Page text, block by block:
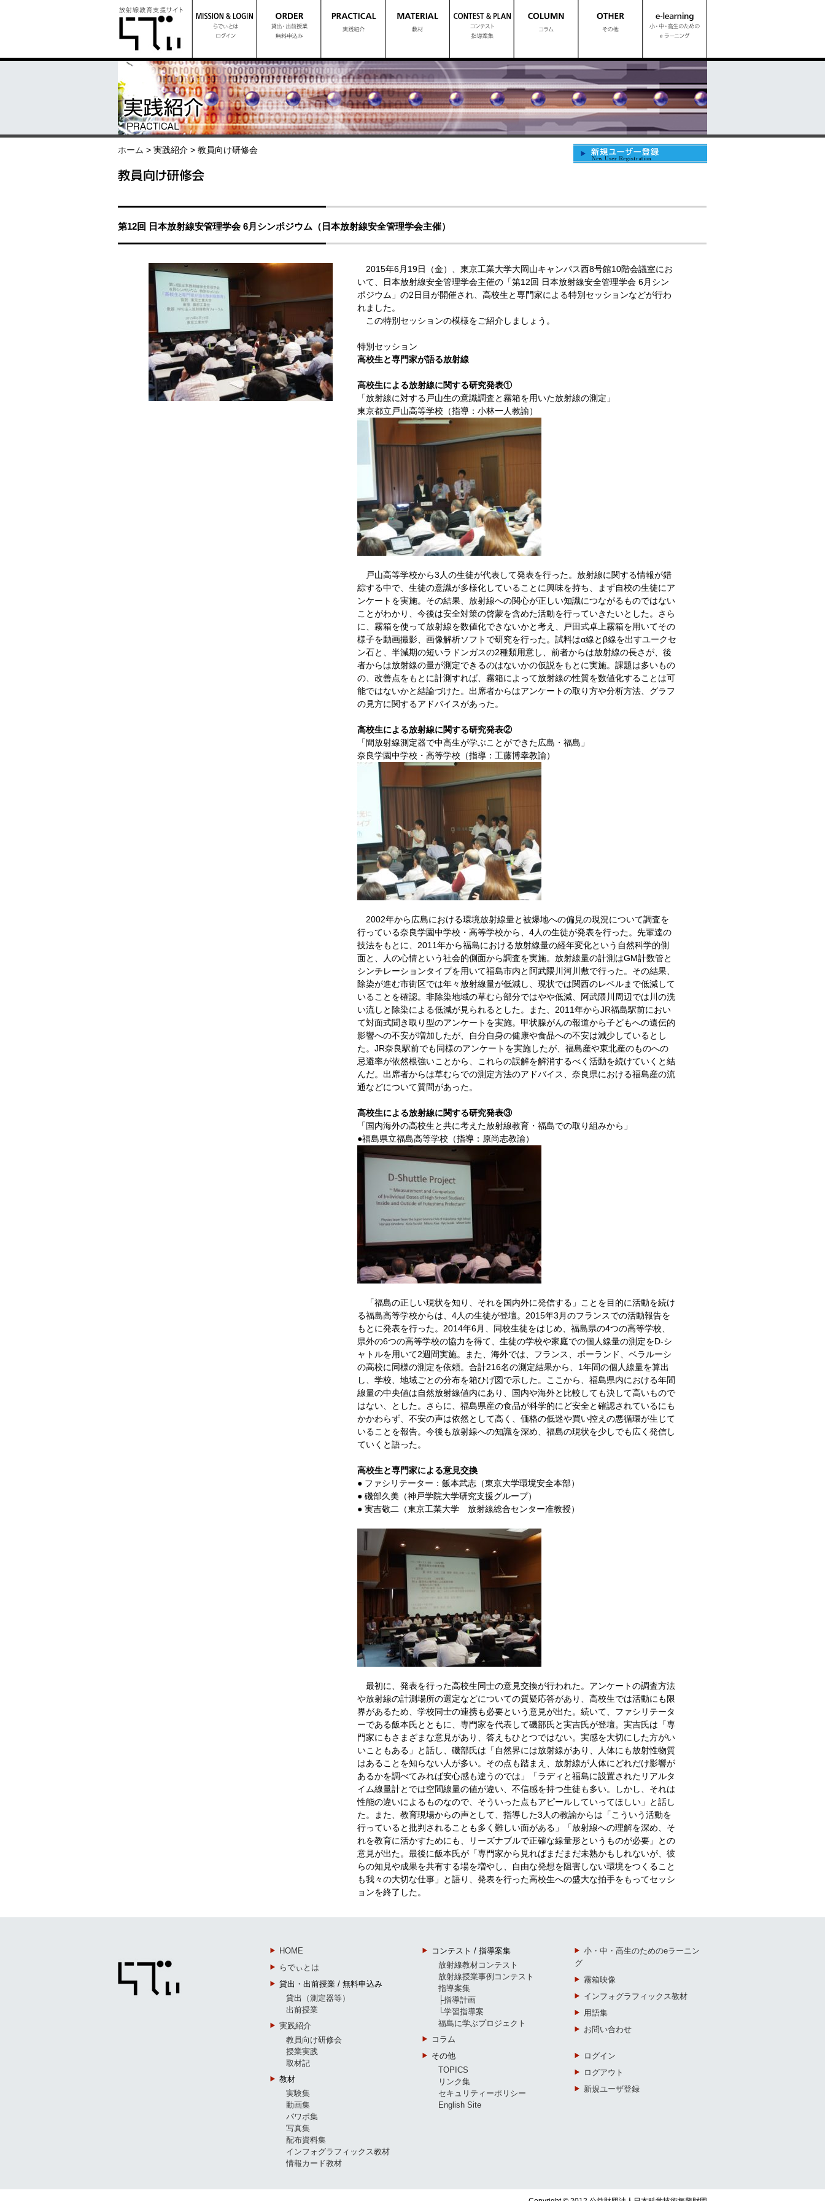
ホーム > 実践紹介 > 教員向け研修会
第12回 日本放射線安管理学会 6月シンポジウム（日本放射線安全管理学会主催）
2015年6月19日（金）、東京工業大学大岡山キャンパス西8号館10階会議室にお
いて、日本放射線安全管理学会主催の「第12回 日本放射線安全管理学会 6月シン
ポジウム」の2日目が開催され、高校生と専門家による特別セッションなどが行わ
れました。
この特別セッションの模様をご紹介しましょう。
特別セッション
高校生と専門家が語る放射線
高校生による放射線に関する研究発表①
「放射線に対する戸山生の意識調査と霧箱を用いた放射線の測定」
東京都立戸山高等学校（指導：小林一人教諭）
戸山高等学校から3人の生徒が代表して発表を行った。放射線に関する情報が錯
綜する中で、生徒の意識が多様化していることに興味を持ち、まず自校の生徒にア
ンケートを実施。その結果、放射線への関心が正しい知識につながるものではない
ことがわかり、今後は安全対策の啓蒙を含めた活動を行っていきたいとした。さら
に、霧箱を使って放射線を数値化できないかと考え、戸田式卓上霧箱を用いてその
様子を動画撮影、画像解析ソフトで研究を行った。試料はα線とβ線を出すユークセ
ン石と、半減期の短いラドンガスの2種類用意し、前者からは放射線の長さが、後
者からは放射線の量が測定できるのはないかの仮説をもとに実施。課題は多いもの
の、改善点をもとに計測すれば、霧箱によって放射線の性質を数値化することは可
能ではないかと結論づけた。出席者からはアンケートの取り方や分析方法、グラフ
の見方に関するアドバイスがあった。
高校生による放射線に関する研究発表②
「間放射線測定器で中高生が学ぶことができた広島・福島」
奈良学園中学校・高等学校（指導：工藤博幸教諭）
2002年から広島における環境放射線量と被爆地への偏見の現況について調査を
行っている奈良学園中学校・高等学校から、4人の生徒が発表を行った。先輩達の
技法をもとに、2011年から福島における放射線量の経年変化という自然科学的側
面と、人の心情という社会的側面から調査を実施。放射線量の計測はGM計数管と
シンチレーションタイプを用いて福島市内と阿武隈川河川敷で行った。その結果、
除染が進む市街区では年々放射線量が低減し、現状では関西のレベルまで低減して
いることを確認。非除染地域の草むら部分ではやや低減、阿武隈川周辺では川の洗
い流しと除染による低減が見られるとした。また、2011年からJR福島駅前におい
て対面式聞き取り型のアンケートを実施。甲状腺がんの報道から子どもへの遺伝的
影響への不安が増加したが、自分自身の健康や食品への不安は減少しているとし
た。JR奈良駅前でも同様のアンケートを実施したが、福島産や東北産のものへの
忌避率が依然根強いことから、これらの誤解を解消するべく活動を続けていくと結
んだ。出席者からは草むらでの測定方法のアドバイス、奈良県における福島産の流
通などについて質問があった。
高校生による放射線に関する研究発表③
「国内海外の高校生と共に考えた放射線教育・福島での取り組みから」
●福島県立福島高等学校（指導：原尚志教諭）
「福島の正しい現状を知り、それを国内外に発信する」ことを目的に活動を続け
る福島高等学校からは、4人の生徒が登壇。2015年3月のフランスでの活動報告を
もとに発表を行った。2014年6月、同校生徒をはじめ、福島県の4つの高等学校、
県外の6つの高等学校の協力を得て、生徒の学校や家庭での個人線量の測定をD-シ
ャトルを用いて2週間実施。また、海外では、フランス、ポーランド、ベラルーシ
の高校に同様の測定を依頼。合計216名の測定結果から、1年間の個人線量を算出
し、学校、地域ごとの分布を箱ひげ図で示した。ここから、福島県内における年間
線量の中央値は自然放射線値内にあり、国内や海外と比較しても決して高いもので
はない、とした。さらに、福島県産の食品が科学的にど安全と確認されているにも
かかわらず、不安の声は依然として高く、価格の低迷や買い控えの悪循環が生じて
いることを報告。今後も放射線への知識を深め、福島の現状を少しでも広く発信し
ていくと語った。
高校生と専門家による意見交換
● ファシリテーター：飯本武志（東京大学環境安全本部）
● 磯部久美（神戸学院大学研究支援グループ）
● 実吉敬二（東京工業大学 放射線総合センター准教授）
最初に、発表を行った高校生同士の意見交換が行われた。アンケートの調査方法
や放射線の計測場所の選定などについての質疑応答があり、高校生では活動にも限
界があるため、学校同士の連携も必要という意見が出た。続いて、ファシリテータ
ーである飯本氏とともに、専門家を代表して磯部氏と実吉氏が登壇。実吉氏は「専
門家にもさまざまな意見があり、答えもひとつではない。実感を大切にした方がい
いこともある」と話し、磯部氏は「自然界には放射線があり、人体にも放射性物質
はあることを知らない人が多い。その点も踏まえ、放射線が人体にどれだけ影響が
あるかを調べてみれば安心感も違うのでは」「ラディと福島に設置されたリアルタ
イム線量計とでは空間線量の値が違い、不信感を持つ生徒も多い。しかし、それは
性能の違いによるものなので、そういった点もアピールしていってほしい」と話し
た。また、教育現場からの声として、指導した3人の教諭からは「こういう活動を
行っていると批判されることも多く難しい面がある」「放射線への理解を深め、そ
れを教育に活かすためにも、リーズナブルで正確な線量形というものが必要」との
意見が出た。最後に飯本氏が「専門家から見ればまだまだ未熟かもしれないが、彼
らの知見や成果を共有する場を増やし、自由な発想を阻害しない環境をつくること
も我々の大切な仕事」と語り、発表を行った高校生への盛大な拍手をもってセッシ
ョンを終了した。
HOME
らでぃとは
貸出・出前授業 / 無料申込み
貸出（測定器等）
出前授業
実践紹介
教員向け研修会
授業実践
取材記
教材
実験集
動画集
パワポ集
写真集
配布資料集
インフォグラフィックス教材
情報カード教材
コンテスト / 指導案集
放射線教材コンテスト
放射線授業事例コンテスト
指導案集
├指導計画
└学習指導案
福島に学ぶプロジェクト
コラム
その他
TOPICS
リンク集
セキュリティーポリシー
English Site
小・中・高生のためのeラーニン
グ
霧箱映像
インフォグラフィックス教材
用語集
お問い合わせ
ログイン
ログアウト
新規ユーザ登録